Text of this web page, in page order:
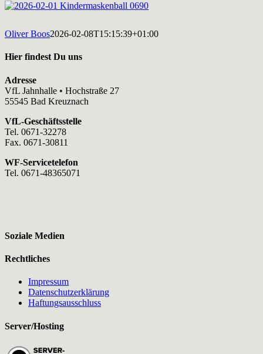
Oliver Boos2026-02-08T15:15:39+01:00
Hier findest Du uns
Adresse
VfL Jahnhalle • Hochstraße 27
55545 Bad Kreuznach
VfL-Geschäftsstelle
Tel. 0671-32278
Fax. 0671-30811
WF-Servicetelefon
Tel. 0671-48365071
Soziale Medien
Rechtliches
Impressum
Datenschutzerklärung
Haftungsausschluss
Server/Hosting